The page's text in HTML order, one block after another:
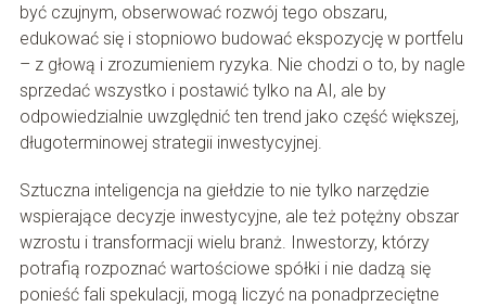
być czujnym, obserwować rozwój tego obszaru,
edukować się i stopniowo budować ekspozycję w portfelu
– z głową i zrozumieniem ryzyka. Nie chodzi o to, by nagle
sprzedać wszystko i postawić tylko na AI, ale by
odpowiedzialnie uwzględnić ten trend jako część większej,
długoterminowej strategii inwestycyjnej.
Sztuczna inteligencja na giełdzie to nie tylko narzędzie
wspierające decyzje inwestycyjne, ale też potężny obszar
wzrostu i transformacji wielu branż. Inwestorzy, którzy
potrafią rozpoznać wartościowe spółki i nie dadzą się
ponieść fali spekulacji, mogą liczyć na ponadprzeciętne